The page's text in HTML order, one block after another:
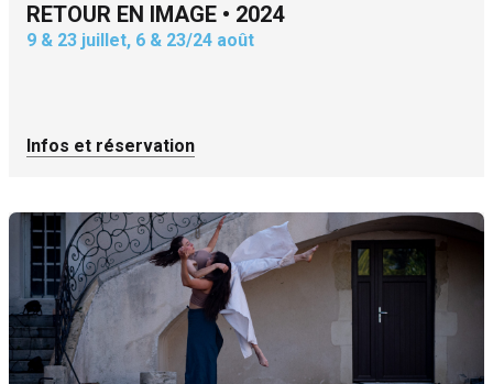
RETOUR EN IMAGE • 2024
9 & 23 juillet, 6 & 23/24 août
Infos et réservation